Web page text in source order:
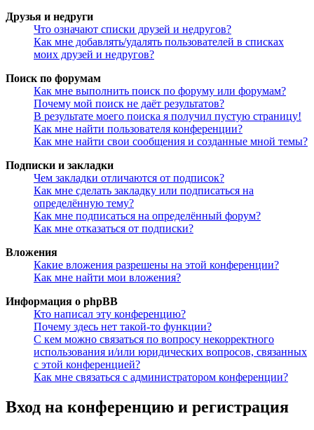
Друзья и недруги
Что означают списки друзей и недругов?
Как мне добавлять/удалять пользователей в списках
моих друзей и недругов?
Поиск по форумам
Как мне выполнить поиск по форуму или форумам?
Почему мой поиск не даёт результатов?
В результате моего поиска я получил пустую страницу!
Как мне найти пользователя конференции?
Как мне найти свои сообщения и созданные мной темы?
Подписки и закладки
Чем закладки отличаются от подписок?
Как мне сделать закладку или подписаться на
определённую тему?
Как мне подписаться на определённый форум?
Как мне отказаться от подписки?
Вложения
Какие вложения разрешены на этой конференции?
Как мне найти мои вложения?
Информация о phpBB
Кто написал эту конференцию?
Почему здесь нет такой-то функции?
С кем можно связаться по вопросу некорректного
использования и/или юридических вопросов, связанных
с этой конференцией?
Как мне связаться с администратором конференции?
Вход на конференцию и регистрация